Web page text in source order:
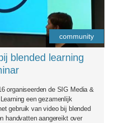
community
blended learning
organiseerden de SIG Media &
een gezamenlijk
gebruik van video bij blended
handvatten aangereikt over